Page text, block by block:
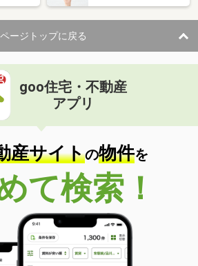
ページトップに戻る
goo住宅・不動産
アプリ
産サイトの物件を
て検索！